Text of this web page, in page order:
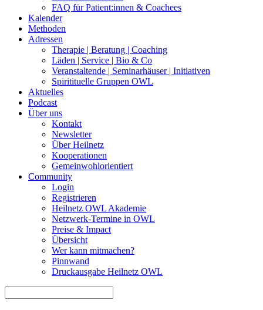
FAQ für Patient:innen & Coachees
Kalender
Methoden
Adressen
Therapie | Beratung | Coaching
Läden | Service | Bio & Co
Veranstaltende | Seminarhäuser | Initiativen
Spiritituelle Gruppen OWL
Aktuelles
Podcast
Über uns
Kontakt
Newsletter
Über Heilnetz
Kooperationen
Gemeinwohlorientiert
Community
Login
Registrieren
Heilnetz OWL Akademie
Netzwerk-Termine in OWL
Preise & Impact
Übersicht
Wer kann mitmachen?
Pinnwand
Druckausgabe Heilnetz OWL